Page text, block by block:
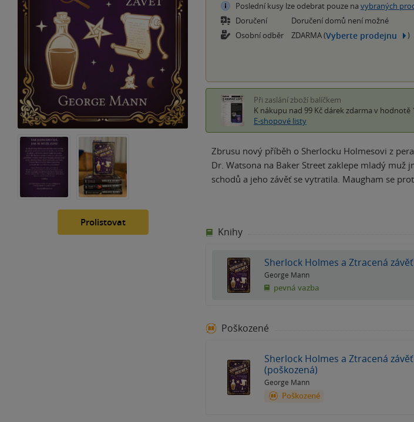
Prolistovat
Poslední kusy lze odebrat pouze na vybraných
Doručení
Doručení domů není možné
Osobní odběr
ZDARMA (Vyberte prodejnu )
Při zaslání zboží balíčkem
K nákupu nad 99 Kč dárek zdarma v hodnotě
E-shopové listy
Zbrusu nový příběh o Sherlocku Holmesovi z
Dr. Watsona na Baker Street zaklepe mladý
schodů a jeho závěť se vytratila. Maugham se
Knihy
Sherlock Holmes a Ztracená závěť
George Mann
pevná vazba
Poškozené
Sherlock Holmes a Ztracená závěť
(poškozená)
George Mann
Poškozené